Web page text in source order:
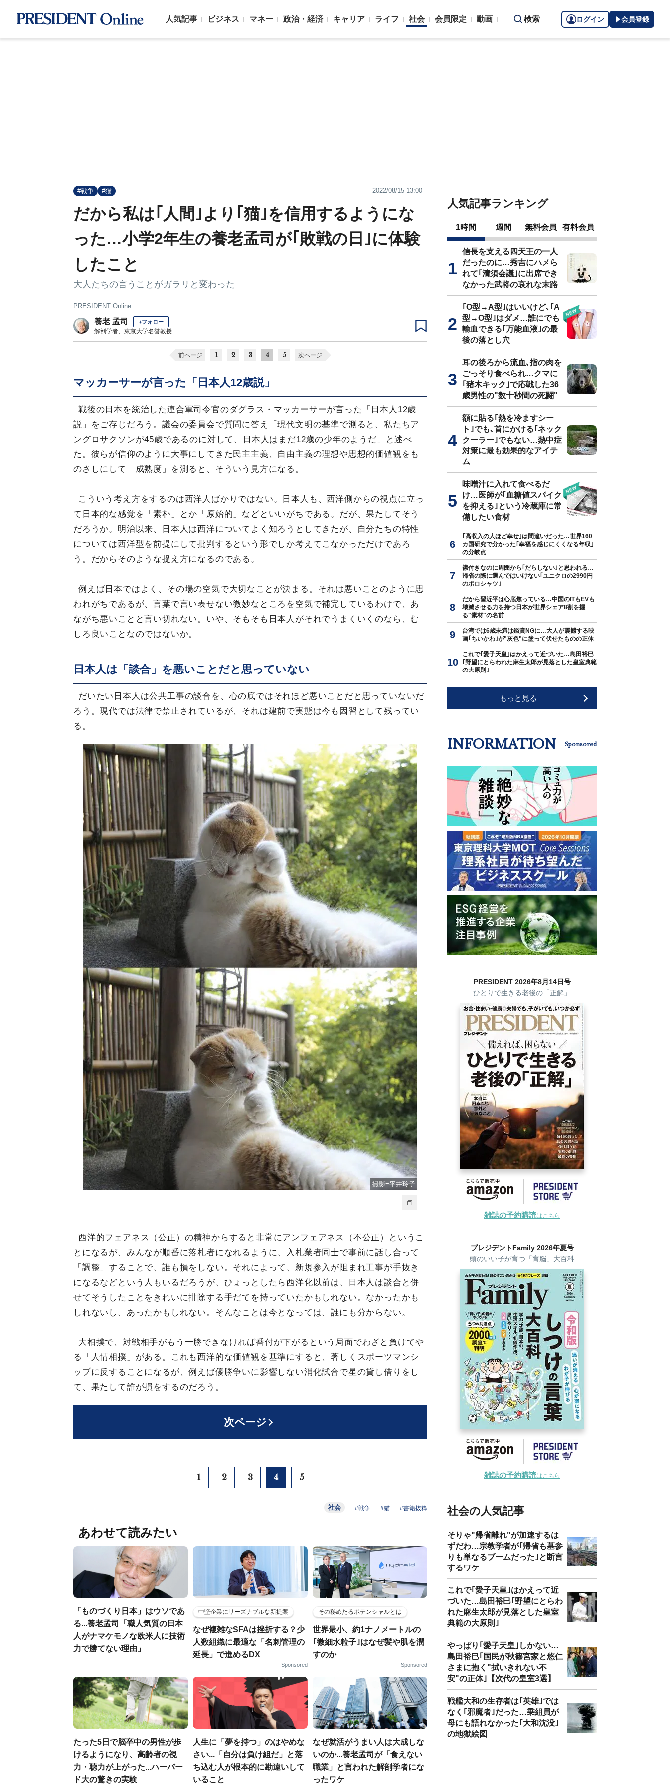
人気記事 ビジネス マネー 政治・経済 キャリア ライフ 社会 会員限定 動画 検索 ログイン 会員登録
#戦争 #猫 2022/08/15 13:00
だから私は｢人間｣より｢猫｣を信用するようにな
った…小学2年生の養老孟司が｢敗戦の日｣に体験
したこと
大人たちの言うことがガラリと変わった
PRESIDENT Online
養老 孟司 +フォロー
解剖学者、東京大学名誉教授
前ページ 1 2 3 4 5 次ページ
マッカーサーが言った「日本人12歳説」
戦後の日本を統治した連合軍司令官のダグラス・マッカーサーが言った「日本人12歳
説」をご存じだろう。議会の委員会で質問に答え「現代文明の基準で測ると、私たちア
ングロサクソンが45歳であるのに対して、日本人はまだ12歳の少年のようだ」と述べ
た。彼らが信仰のように大事にしてきた民主主義、自由主義の理想や思想的価値観をも
のさしにして「成熟度」を測ると、そういう見方になる。
こういう考え方をするのは西洋人ばかりではない。日本人も、西洋側からの視点に立っ
て日本的な感覚を「素朴」とか「原始的」などといいがちである。だが、果たしてそう
だろうか。明治以来、日本人は西洋についてよく知ろうとしてきたが、自分たちの特性
については西洋型を前提にして批判するという形でしか考えてこなかっただけであろ
う。だからそのような捉え方になるのである。
例えば日本ではよく、その場の空気で大切なことが決まる。それは悪いことのように思
われがちであるが、言葉で言い表せない微妙なところを空気で補完しているわけで、あ
ながち悪いことと言い切れない。いや、そもそも日本人がそれでうまくいくのなら、む
しろ良いことなのではないか。
日本人は「談合」を悪いことだと思っていない
だいたい日本人は公共工事の談合を、心の底ではそれほど悪いことだと思っていないだ
ろう。現代では法律で禁止されているが、それは建前で実態は今も因習として残ってい
る。
撮影=平井玲子
西洋的フェアネス（公正）の精神からすると非常にアンフェアネス（不公正）というこ
とになるが、みんなが順番に落札者になれるように、入札業者同士で事前に話し合って
「調整」することで、誰も損をしない。それによって、新規参入が阻まれ工事が手抜き
になるなどという人もいるだろうが、ひょっとしたら西洋化以前は、日本人は談合と併
せてそうしたことをきれいに排除する手だてを持っていたかもしれない。なかったかも
しれないし、あったかもしれない。そんなことは今となっては、誰にも分からない。
大相撲で、対戦相手がもう一勝できなければ番付が下がるという局面でわざと負けてや
る「人情相撲」がある。これも西洋的な価値観を基準にすると、著しくスポーツマンシ
ップに反することになるが、例えば優勝争いに影響しない消化試合で星の貸し借りをし
て、果たして誰が損をするのだろう。
次ページ
1 2 3 4 5
社会 #戦争 #猫 #書籍抜粋
あわせて読みたい
「ものづくり日本」はウソであ
る...養老孟司「職人気質の日本
人がナマケモノな欧米人に技術
力で勝てない理由」
中堅企業にリーズナブルな新提案
なぜ複雑なSFAは挫折する？少
人数組織に最適な「名刺管理の
延長」で進めるDX
Sponsored
その秘めたるポテンシャルとは
世界最小、約1ナノメートルの
｢微細水粒子｣はなぜ髪や肌を潤
すのか
Sponsored
たった5日で脳卒中の男性が歩
けるようになり、高齢者の視
力・聴力が上がった...ハーバー
ド大の驚きの実験
人生に「夢を持つ」のはやめな
さい...「自分は負け組だ」と落
ち込む人が根本的に勘違いして
いること
なぜ就活がうまい人は大成しな
いのか...養老孟司が「食えない
職業」と言われた解剖学者にな
ったワケ
人気記事ランキング
1時間 週間 無料会員 有料会員
信長を支える四天王の一人
だったのに…秀吉にハメら
れて｢清須会議｣に出席でき
なかった武将の哀れな末路
｢O型→A型｣はいいけど､｢A
型→O型｣はダメ…誰にでも
輸血できる｢万能血液｣の最
後の落とし穴
耳の後ろから流血､指の肉を
ごっそり食べられ…クマに
｢猪木キック｣で応戦した36
歳男性の"数十秒間の死闘"
額に貼る｢熱を冷ますシー
ト｣でも､首にかける｢ネック
クーラー｣でもない…熱中症
対策に最も効果的なアイテ
ム
味噌汁に入れて食べるだ
け…医師が｢血糖値スパイク
を抑える｣という冷蔵庫に常
備したい食材
｢高収入の人ほど幸せ｣は間違いだった…世界160
カ国研究で分かった｢幸福を感じにくくなる年収｣
の分岐点
襟付きなのに周囲から｢だらしない｣と思われる…
帰省の際に選んではいけない｢ユニクロの2990円
のポロシャツ｣
だから習近平は心底焦っている…中国のITもEVも
壊滅させる力を持つ日本が世界シェア8割を握
る"素材"の名前
台湾では6歳未満は鑑賞NGに…大人が震撼する映
画｢ちいかわ｣が"灰色"に塗って伏せたものの正体
これで｢愛子天皇｣はかえって近づいた…島田裕巳
｢野望にとらわれた麻生太郎が見落とした皇室典範
の大原則｣
もっと見る
INFORMATION Sponsored
PRESIDENT 2026年8月14日号
ひとりで生きる老後の「正解」
雑誌の予約購読はこちら
プレジデントFamily 2026年夏号
頭のいい子が育つ「育脳」大百科
雑誌の予約購読はこちら
社会の人気記事
そりゃ"帰省離れ"が加速するは
ずだわ…宗教学者が｢帰省も墓参
りも単なるブームだった｣と断言
するワケ
これで｢愛子天皇｣はかえって近
づいた…島田裕巳｢野望にとらわ
れた麻生太郎が見落とした皇室
典範の大原則｣
やっぱり｢愛子天皇｣しかない…
島田裕巳｢国民が秋篠宮家と悠仁
さまに抱く"拭いきれない不
安"の正体｣【次代の皇室3選】
戦艦大和の生存者は｢英雄｣では
なく｢邪魔者｣だった…乗組員が
母にも語れなかった｢大和沈没｣
の地獄絵図